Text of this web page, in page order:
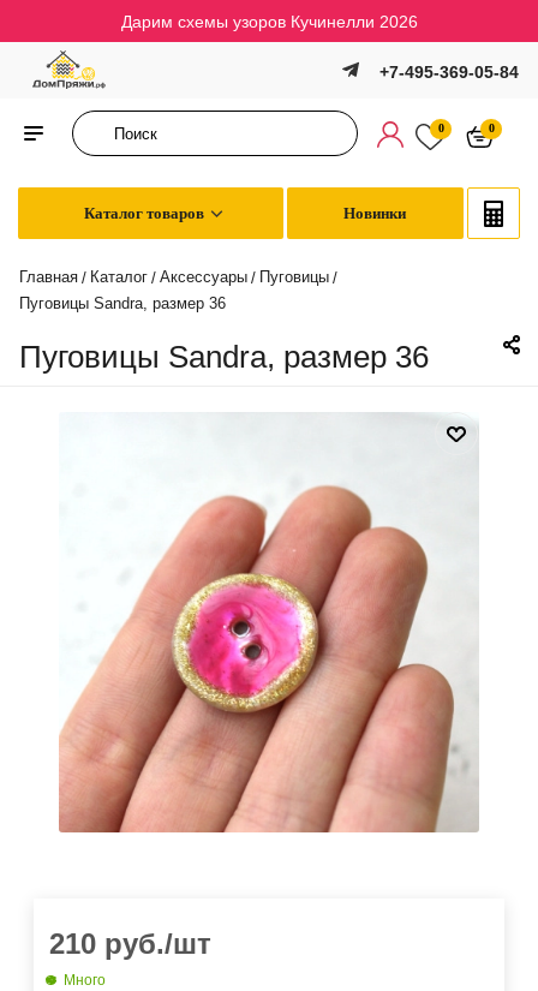
Дарим схемы узоров Кучинелли 2026
+7-495-369-05-84
0 0
Каталог товаров Новинки
Главная / Каталог / Аксессуары / Пуговицы /
Пуговицы Sandra, размер 36
Пуговицы Sandra, размер 36
210 руб./шт
Много